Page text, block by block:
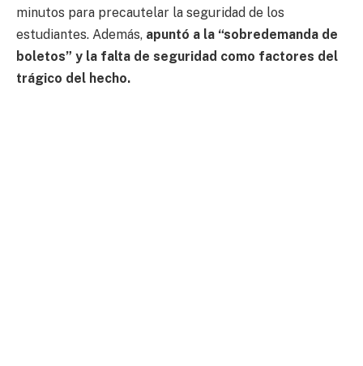
minutos para precautelar la seguridad de los
estudiantes. Además, apuntó a la “sobredemanda de
boletos” y la falta de seguridad como factores del
trágico del hecho.